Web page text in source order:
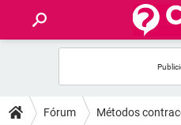
FÓRUM
Fórum Métodos